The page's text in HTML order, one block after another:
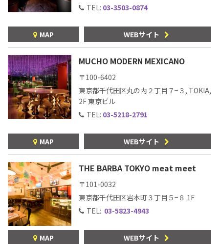
テキーラの飲み方
メキシコ料理 メキシコ旅行
メキシコの記念日 トピックス
イベント一覧
テキーラ・メスカルが 飲めるバー
＆レストラン
TEL: 03-3503-0874
MAP WEBサイト
MUCHO MODERN MEXICANO
〒100-6402
東京都千代田区丸の内２丁目７−３, TOKIA,
2F 東京ビル
TEL: 03-5218-2791
MAP WEBサイト
THE BARBA TOKYO meat meet
〒101-0032
東京都千代田区岩本町３丁目５−８ 1F
TEL: 03-5823-4943
MAP WEBサイト